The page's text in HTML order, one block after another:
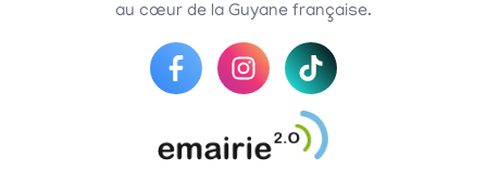
au cœur de la Guyane française.